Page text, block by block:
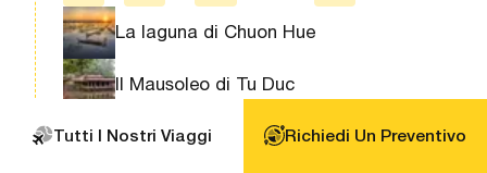
Tutti I Nostri Viaggi Richiedi Un Preventivo
La laguna di Chuon Hue
Il Mausoleo di Tu Duc